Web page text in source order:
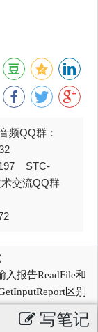
频QQ群：
STC-
交流QQ群
入报告ReadFile和
区别
写笔记